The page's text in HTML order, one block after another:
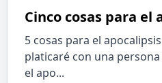
Cinco cosas para el
5 cosas para el
platicaré con una
el apo...